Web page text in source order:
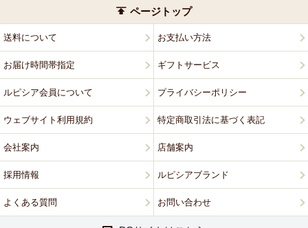
ページトップ
送料について お支払い方法
お届け時間帯指定 ギフトサービス
ルピシア会員について プライバシーポリシー
ウェブサイト利用規約 特定商取引法に基づく表記
会社案内 店舗案内
採用情報 ルピシアブランド
よくある質問 お問い合わせ